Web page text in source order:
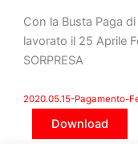
Con la Busta Paga
lavorato il 25 Aprile
SORPRESA
2020.05.15-Pagamento-
Download